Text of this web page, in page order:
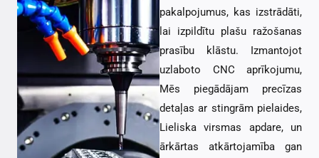
pakalpojumus, kas izstrādāti,
lai izpildītu plašu ražošanas
prasību klāstu. Izmantojot
uzlaboto CNC aprīkojumu,
Mēs piegādājam precīzas
detaļas ar stingrām pielaides,
Lieliska virsmas apdare, un
ārkārtas atkārtojamība gan